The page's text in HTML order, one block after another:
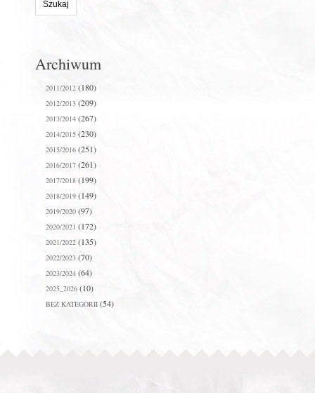
Archiwum
2011/2012 (180)
2012/2013(209)
2013/2014(267)
2014/2015(230)
2015/2016(251)
2016/2017(261)
2017/2018(199)
2018/2019(149)
2019/2020(97)
2020/2021 (172)
2021/2022(135)
2022/2023(70)
2023/2024(64)
2025_2026(10)
BEZ KATEGORII(54)